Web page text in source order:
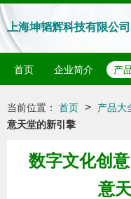
上海坤韬辉科技有限公司
首页 企业简介 产
当前位置： 首页 > 产品大
意天堂的新引擎
数字文化创
意